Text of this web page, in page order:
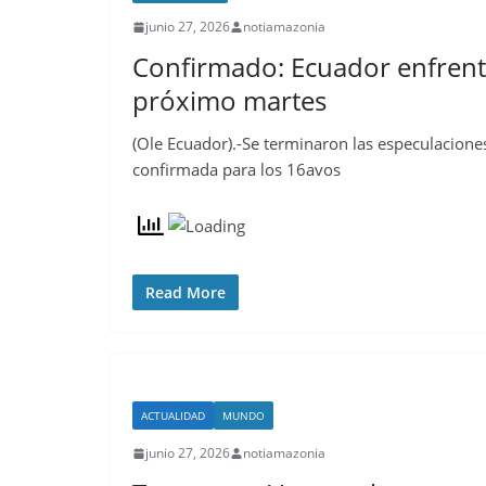
junio 27, 2026 notiamazonia
Confirmado: Ecuador
próximo martes
(Ole Ecuador).-Se terminaron las
confirmada para los 16avos
Read More
ACTUALIDAD MUNDO
junio 27, 2026 notiamazonia